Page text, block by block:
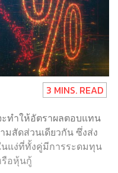
3 MINS. READ
ทำให้อัตราผลตอบแทน
สัดส่วนเดียวกัน ซึ่งส่ง
แง่ที่ทั้งคู่มีการระดมทุน
รือหุ้นกู้